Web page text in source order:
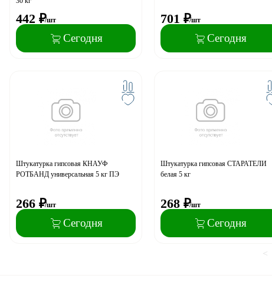
442 ₽/шт
Сегодня
701 ₽/шт
Сегодня
Штукатурка гипсовая КНАУФ
РОТБАНД универсальная 5 кг ПЭ
266 ₽/шт
Сегодня
Штукатурка гипсовая СТАРАТЕЛИ
белая 5 кг
268 ₽/шт
Сегодня
<